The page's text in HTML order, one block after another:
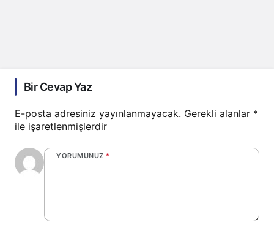
Bir Cevap Yaz
E-posta adresiniz yayınlanmayacak. Gerekli alanlar *
ile işaretlenmişlerdir
YORUMUNUZ *